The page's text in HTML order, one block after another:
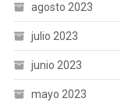
agosto 2023
julio 2023
junio 2023
mayo 2023